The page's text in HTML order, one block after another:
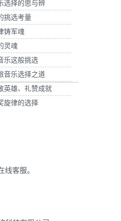
福特经销商大会-柳州福特户外主题乐
园试乘试驾活动提供音乐版权
选择的思与辨
挑选考量
铸军魂
灵魂
乐这般挑选
音乐选择之道
英雄、礼赞成就
旋律的选择
客服。